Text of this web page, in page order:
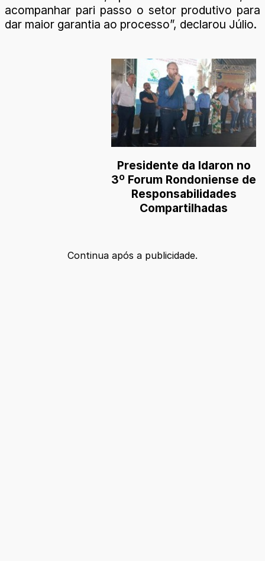
acompanhar pari passo o setor produtivo para
dar maior garantia ao processo”, declarou Júlio.
Presidente da Idaron no
3º Forum Rondoniense de
Responsabilidades
Compartilhadas
Continua após a publicidade.